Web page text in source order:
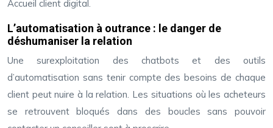
Accueil client digital.
L’automatisation à outrance : le danger de
déshumaniser la relation
Une surexploitation des chatbots et des outils
d’automatisation sans tenir compte des besoins de chaque
client peut nuire à la relation. Les situations où les acheteurs
se retrouvent bloqués dans des boucles sans pouvoir